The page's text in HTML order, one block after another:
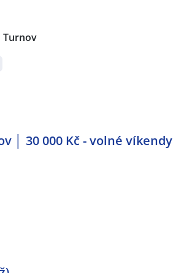
Turnov
│ 30 000 Kč - volné víkendy